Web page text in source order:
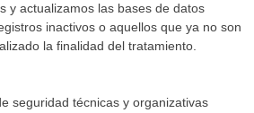
y actualizamos las bases de datos
inactivos o aquellos que ya no son
la finalidad del tratamiento.
seguridad técnicas y organizativas